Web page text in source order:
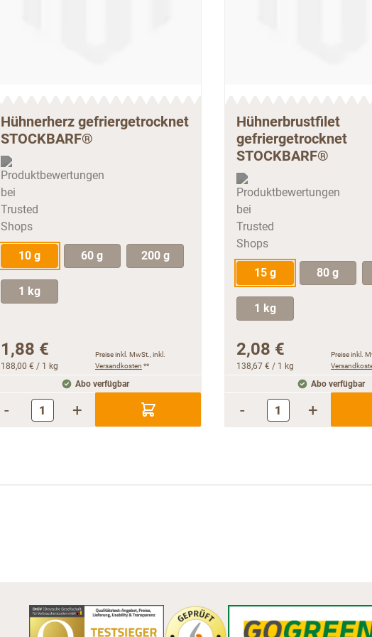
Hühnerherz gefriergetrocknet
STOCKBARF®
10 g 60 g 200 g
1 kg
1,88 €
188,00 € / 1 kg
Preise inkl. MwSt., inkl.
Versandkosten **
Abo verfügbar
- +
Hühnerbrustfilet
gefriergetrocknet
STOCKBARF®
15 g 80 g
1 kg
2,08 €
138,67 € / 1 kg
Preise inkl.
Abo verfügbar
- +